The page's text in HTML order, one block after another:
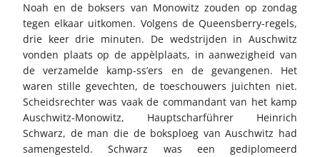
Noah en de boksers van Monowitz zouden op zondag
tegen elkaar uitkomen. Volgens de Queensberry-regels,
drie keer drie minuten. De wedstrijden in Auschwitz
vonden plaats op de appèlplaats, in aanwezigheid van
de verzamelde kamp-ss’ers en de gevangenen. Het
waren stille gevechten, de toeschouwers juichten niet.
Scheidsrechter was vaak de commandant van het kamp
Auschwitz-Monowitz, Hauptscharführer Heinrich
Schwarz, de man die de boksploeg van Auschwitz had
samengesteld. Schwarz was een gediplomeerd